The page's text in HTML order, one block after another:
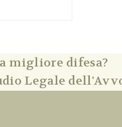
migliore difesa?
Legale